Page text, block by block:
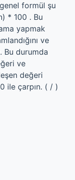
formül şu
* 100 . Bu
yapmak
ve
Bu durumda
ve
değeri
ile çarpın. ( / )